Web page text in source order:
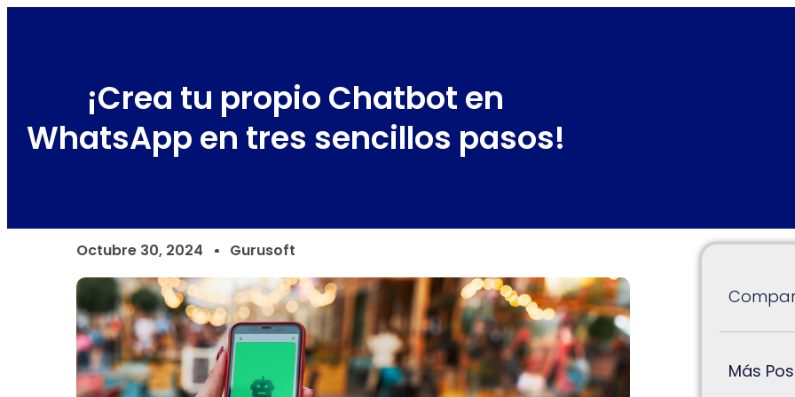
¡Crea tu propio Chatbot en
WhatsApp en tres sencillos pasos!
Octubre 30, 2024 Gurusoft
Más